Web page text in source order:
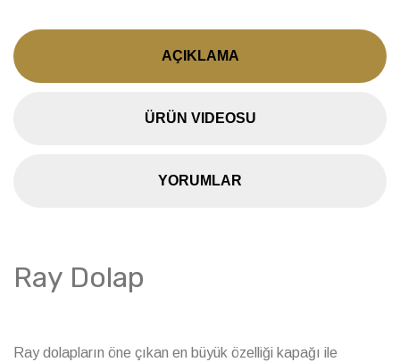
AÇIKLAMA
ÜRÜN VIDEOSU
YORUMLAR
Ray Dolap
Ray dolapların öne çıkan en büyük özelliği kapağı ile